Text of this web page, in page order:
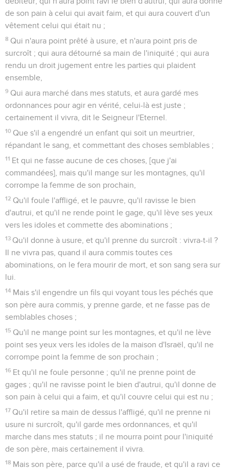
de son pain à celui qui avait faim, et qui aura couvert d'un
vêtement celui qui était nu ;
8 Qui n'aura point prêté à usure, et n'aura point pris de
surcroît ; qui aura détourné sa main de l'iniquité ; qui aura
rendu un droit jugement entre les parties qui plaident
ensemble,
9 Qui aura marché dans mes statuts, et aura gardé mes
ordonnances pour agir en vérité, celui-là est juste ;
certainement il vivra, dit le Seigneur l'Eternel.
10 Que s'il a engendré un enfant qui soit un meurtrier,
répandant le sang, et commettant des choses semblables ;
11 Et qui ne fasse aucune de ces choses, [que j'ai
commandées], mais qu'il mange sur les montagnes, qu'il
corrompe la femme de son prochain,
12 Qu'il foule l'affligé, et le pauvre, qu'il ravisse le bien
d'autrui, et qu'il ne rende point le gage, qu'il lève ses yeux
vers les idoles et commette des abominations ;
13 Qu'il donne à usure, et qu'il prenne du surcroît : vivra-t-il ?
Il ne vivra pas, quand il aura commis toutes ces
abominations, on le fera mourir de mort, et son sang sera sur
lui.
14 Mais s'il engendre un fils qui voyant tous les péchés que
son père aura commis, y prenne garde, et ne fasse pas de
semblables choses ;
15 Qu'il ne mange point sur les montagnes, et qu'il ne lève
point ses yeux vers les idoles de la maison d'Israël, qu'il ne
corrompe point la femme de son prochain ;
16 Et qu'il ne foule personne ; qu'il ne prenne point de
gages ; qu'il ne ravisse point le bien d'autrui, qu'il donne de
son pain à celui qui a faim, et qu'il couvre celui qui est nu ;
17 Qu'il retire sa main de dessus l'affligé, qu'il ne prenne ni
usure ni surcroît, qu'il garde mes ordonnances, et qu'il
marche dans mes statuts ; il ne mourra point pour l'iniquité
de son père, mais certainement il vivra.
18 Mais son père, parce qu'il a usé de fraude, et qu'il a ravi ce